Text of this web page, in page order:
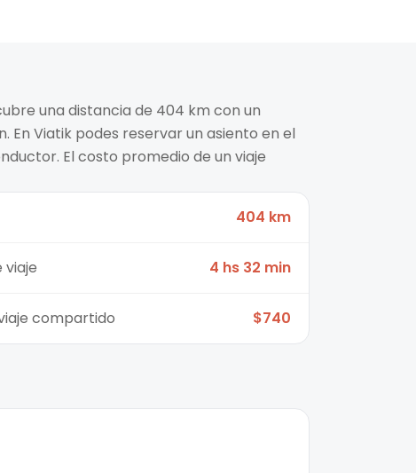
una distancia de 404 km con un
En Viatik podes reservar un asiento en el
El costo promedio de un viaje
404 km
viaje 4 hs 32 min
compartido $740